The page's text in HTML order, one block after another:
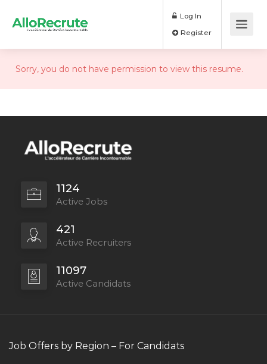
Log In
Sorry, you do not have permission to view this resume.
1124
Active Jobs
421
Active Recruiters
11097
Active Candidats
Job Offers by Region – For Candidats